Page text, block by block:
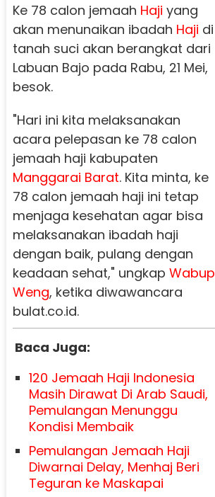
Ke 78 calon jemaah Haji yang
akan menunaikan ibadah Haji di
tanah suci akan berangkat dari
Labuan Bajo pada Rabu, 21 Mei,
besok.
"Hari ini kita melaksanakan
acara pelepasan ke 78 calon
jemaah haji kabupaten
Manggarai Barat. Kita minta, ke
78 calon jemaah haji ini tetap
menjaga kesehatan agar bisa
melaksanakan ibadah haji
dengan baik, pulang dengan
keadaan sehat," ungkap Wabup
Weng, ketika diwawancara
bulat.co.id.
Baca Juga:
120 Jemaah Haji Indonesia
Masih Dirawat Di Arab Saudi,
Pemulangan Menunggu
Kondisi Membaik
Pemulangan Jemaah Haji
Diwarnai Delay, Menhaj Beri
Teguran ke Maskapai